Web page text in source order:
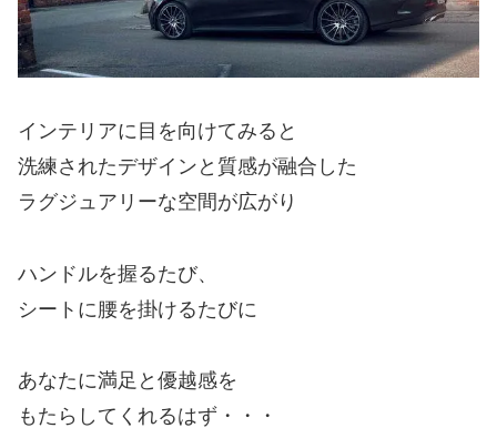
インテリアに目を向けてみると
洗練されたデザインと質感が融合した
ラグジュアリーな空間が広がり
ハンドルを握るたび、
シートに腰を掛けるたびに
あなたに満足と優越感を
もたらしてくれるはず・・・